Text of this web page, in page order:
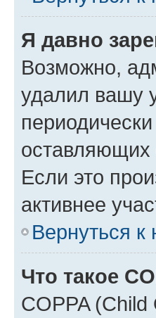
Я давно
Возможно,
удалил вашу
Если это
активнее
Вернуться к
Что такое
COPPA